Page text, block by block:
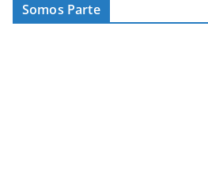
Somos Parte